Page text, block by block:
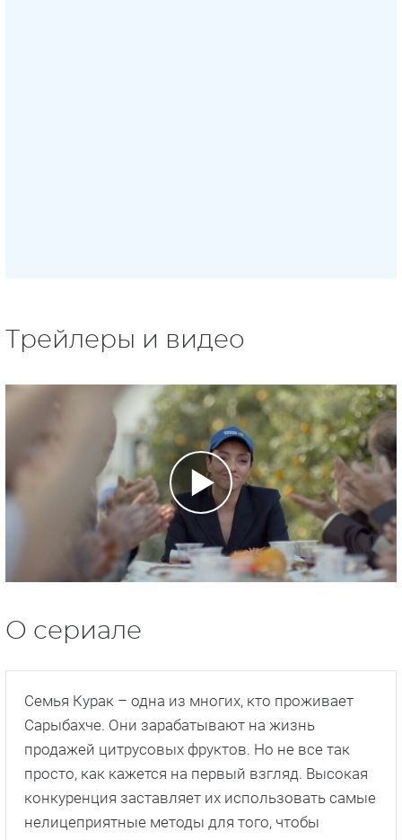
Трейлеры и видео
О сериале
Семья Курак – одна из многих, кто проживает
Сарыбахче. Они зарабатывают на жизнь
продажей цитрусовых фруктов. Но не все так
просто, как кажется на первый взгляд. Высокая
конкуренция заставляет их использовать самые
нелицеприятные методы для того, чтобы